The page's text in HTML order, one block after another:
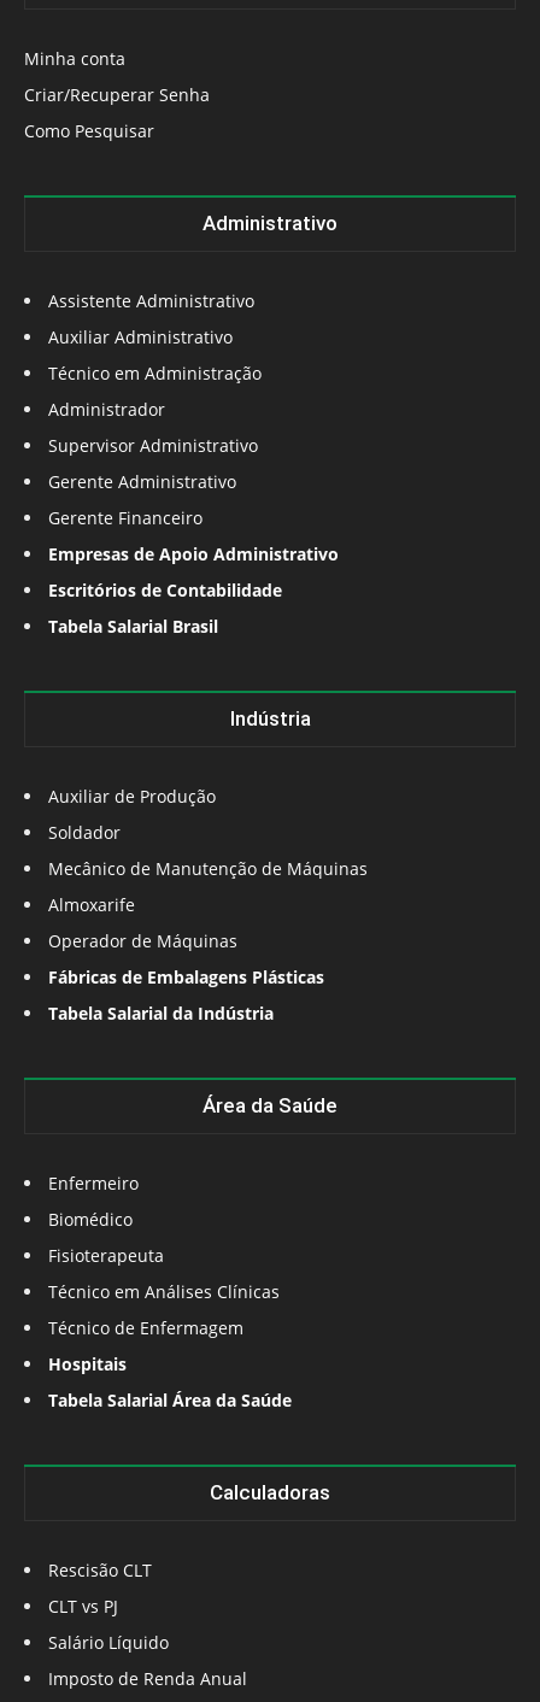
Minha conta
Criar/Recuperar Senha
Como Pesquisar
Administrativo
Assistente Administrativo
Auxiliar Administrativo
Técnico em Administração
Administrador
Supervisor Administrativo
Gerente Administrativo
Gerente Financeiro
Empresas de Apoio Administrativo
Escritórios de Contabilidade
Tabela Salarial Brasil
Indústria
Auxiliar de Produção
Soldador
Mecânico de Manutenção de Máquinas
Almoxarife
Operador de Máquinas
Fábricas de Embalagens Plásticas
Tabela Salarial da Indústria
Área da Saúde
Enfermeiro
Biomédico
Fisioterapeuta
Técnico em Análises Clínicas
Técnico de Enfermagem
Hospitais
Tabela Salarial Área da Saúde
Calculadoras
Rescisão CLT
CLT vs PJ
Salário Líquido
Imposto de Renda Anual